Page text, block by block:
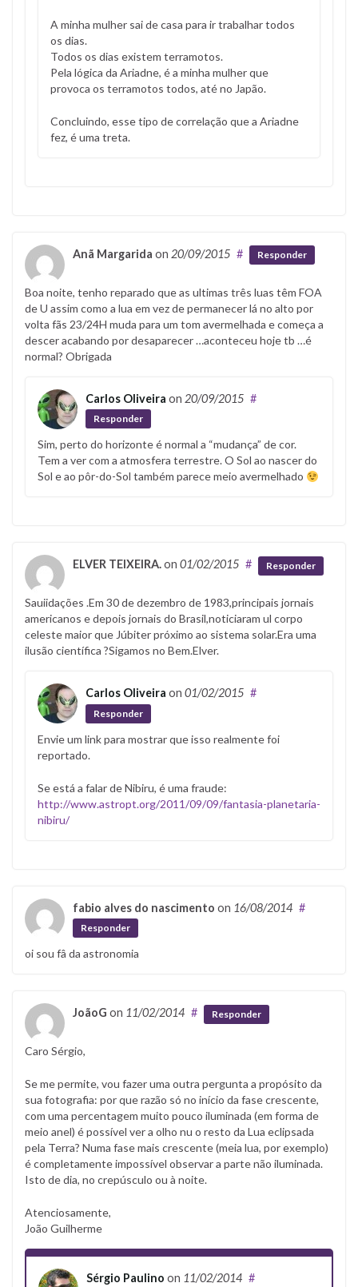
A minha mulher sai de casa para ir trabalhar todos
os dias.
Todos os dias existem terramotos.
Pela lógica da Ariadne, é a minha mulher que
provoca os terramotos todos, até no Japão.
Concluindo, esse tipo de correlação que a Ariadne
fez, é uma treta.
Anã Margarida on 20/09/2015 # Responder
Boa noite, tenho reparado que as ultimas três luas têm FOA
de U assim como a lua em vez de permanecer lá no alto por
volta fãs 23/24H muda para um tom avermelhada e começa a
descer acabando por desaparecer …aconteceu hoje tb …é
normal? Obrigada
Carlos Oliveira on 20/09/2015 #
Responder
Sim, perto do horizonte é normal a “mudança” de cor.
Tem a ver com a atmosfera terrestre. O Sol ao nascer do
Sol e ao pôr-do-Sol também parece meio avermelhado
ELVER TEIXEIRA.on 01/02/2015 # Responder
Sauiidações .Em 30 de dezembro de 1983,principais jornais
americanos e depois jornais do Brasil,noticiaram ul corpo
celeste maior que Júbiter próximo ao sistema solar.Era uma
ilusão científica ?Sigamos no Bem.Elver.
Carlos Oliveira on 01/02/2015 #
Responder
Envie um link para mostrar que isso realmente foi
reportado.
Se está a falar de Nibiru, é uma fraude:
http://www.astropt.org/2011/09/09/fantasia-planetaria-
nibiru/
fabio alves do nascimento on 16/08/2014 #
Responder
oi sou fâ da astronomia
JoãoG on 11/02/2014 # Responder
Caro Sérgio,
Se me permite, vou fazer uma outra pergunta a propósito da
sua fotografia: por que razão só no início da fase crescente,
com uma percentagem muito pouco iluminada (em forma de
meio anel) é possível ver a olho nu o resto da Lua eclipsada
pela Terra? Numa fase mais crescente (meia lua, por exemplo)
é completamente impossível observar a parte não iluminada.
Isto de dia, no crepúsculo ou à noite.
Atenciosamente,
João Guilherme
Sérgio Paulino on 11/02/2014 #